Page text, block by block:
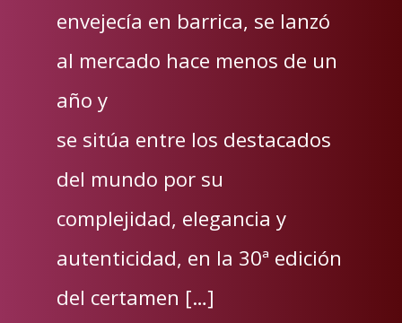
envejecía en barrica, se lanzó
al mercado hace menos de un
año y
se sitúa entre los destacados
del mundo por su
complejidad, elegancia y
autenticidad, en la 30ª edición
del certamen […]